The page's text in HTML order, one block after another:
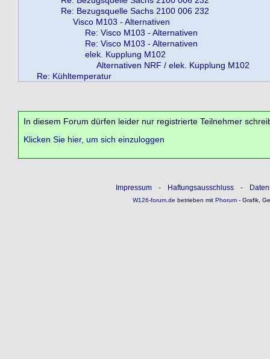
Re: Bezugsquelle Sachs 2100 006 232
Visco M103 - Alternativen
Re: Visco M103 - Alternativen
Re: Visco M103 - Alternativen
elek. Kupplung M102
Alternativen NRF / elek. Kupplung M102
Re: Kühltemperatur
In diesem Forum dürfen leider nur registrierte Teilnehmer
Klicken Sie hier, um sich einzuloggen
Impressum - Haftungsausschluss -
W126-forum.de betrieben mitPhorum- Grafik,